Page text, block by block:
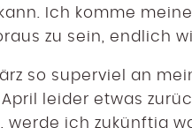
Ich komme
zu sein, endlich
so superviel an
leider etwas
werde ich zukünftig